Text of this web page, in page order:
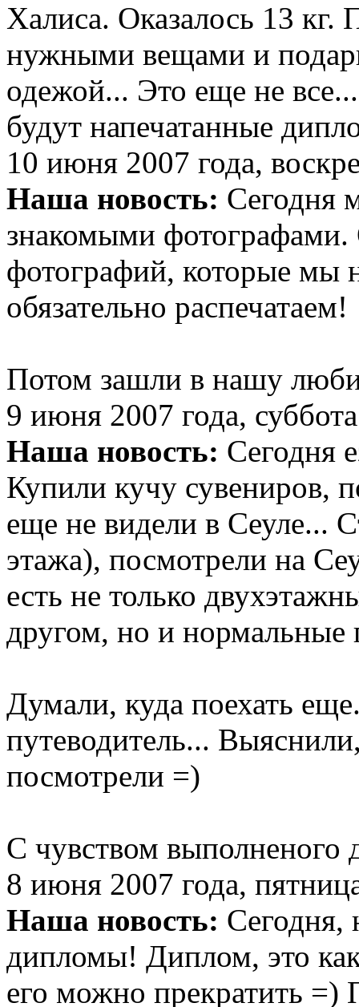
Халиса. Оказалось 13 кг.
нужными вещами и
одежой... Это еще не
будут напечатанные
10 июня 2007 года,
Наша новость: Сегодня
знакомыми
фотографий, которые мы
обязательно распечатаем!
Потом зашли в нашу
9 июня 2007 года, суббота
Наша новость: Сегодня
Купили кучу сувениров,
еще не видели в Сеуле...
этажа), посмотрели на
есть не только
другом, но и нормальные
Думали, куда поехать
путеводитель...
посмотрели =)
С чувством выполненого
8 июня 2007 года,
Наша новость: Сегодня,
дипломы! Диплом, это как
его можно прекратить =)